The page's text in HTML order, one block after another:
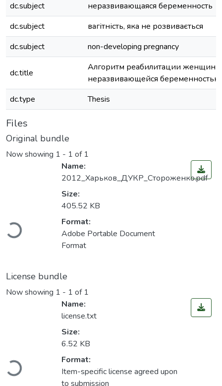
dc.subject
неразвивающаяся беременность
dc.subject
вагітність, яка не розвивається
dc.subject
non-developing pregnancy
dc.title
Алгоритм реабилитации женщин с
неразвивающейся беременностью
dc.type
Thesis
Files
Original bundle
Now showing 1 - 1 of 1
Loading...
Name:
2012_Харьков_ДУКР_Стороженко.pdf
Size:
405.52 KB
Format:
Adobe Portable Document
Format
License bundle
Now showing 1 - 1 of 1
Loading...
Name:
license.txt
Size:
6.52 KB
Format:
Item-specific license agreed upon
to submission